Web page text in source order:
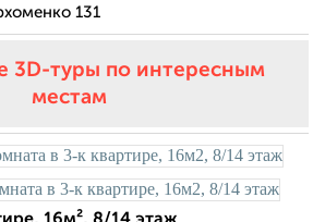
131
3D-туры по интересным
местам